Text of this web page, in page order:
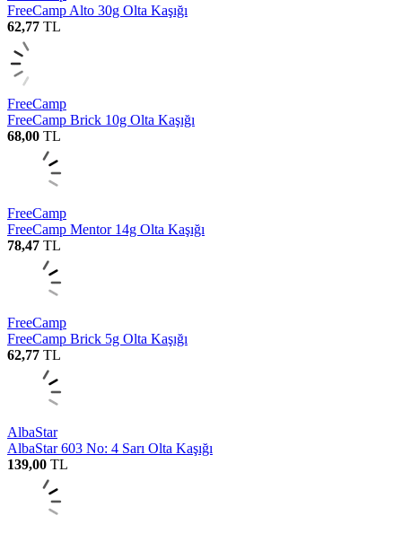
FreeCamp Alto 30g Olta Kaşığı
62,77 TL
FreeCamp
FreeCamp Brick 10g Olta Kaşığı
68,00 TL
FreeCamp
FreeCamp Mentor 14g Olta Kaşığı
78,47 TL
FreeCamp
FreeCamp Brick 5g Olta Kaşığı
62,77 TL
AlbaStar
AlbaStar 603 No: 4 Sarı Olta Kaşığı
139,00 TL